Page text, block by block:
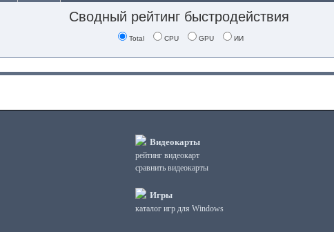
Сводный рейтинг быстродействия
Total CPU GPU ИИ
Видеокарты
рейтинг видеокарт
сравнить видеокарты
Игры
каталог игр для Windows